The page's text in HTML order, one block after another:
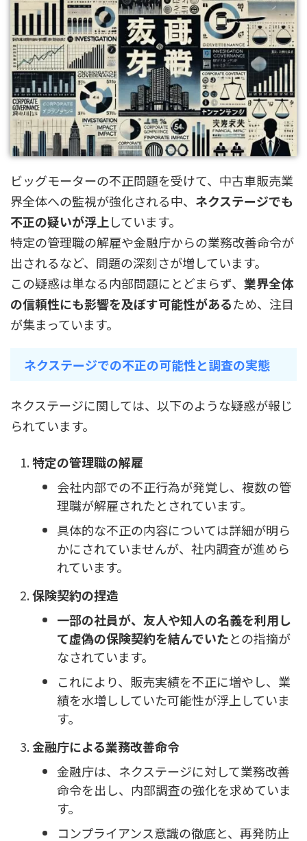
ビッグモーターの不正問題を受けて、中古車販売業
界全体への監視が強化される中、 ネクステージでも
不正の疑いが浮上しています。
特定の管理職の解雇や金融庁からの業務改善命令が
出されるなど、問題の深刻さが増しています。
この疑惑は単なる内部問題にとどまらず、 業界全体
の信頼性にも影響を及ぼす可能性があるため、注目
が集まっています。
ネクステージでの不正の可能性と調査の実態
ネクステージに関しては、以下のような疑惑が報じ
られています。
特定の管理職の解雇
会社内部での不正行為が発覚し、複数の管
理職が解雇されたとされています。
具体的な不正の内容については詳細が明ら
かにされていませんが、社内調査が進めら
れています。
保険契約の捏造
一部の社員が、友人や知人の名義を利用し
て虚偽の保険契約を結んでいたとの指摘が
なされています。
これにより、販売実績を不正に増やし、業
績を水増ししていた可能性が浮上していま
す。
金融庁による業務改善命令
金融庁は、ネクステージに対して業務改善
命令を出し、内部調査の強化を求めていま
す。
コンプライアンス意識の徹底と、再発防止